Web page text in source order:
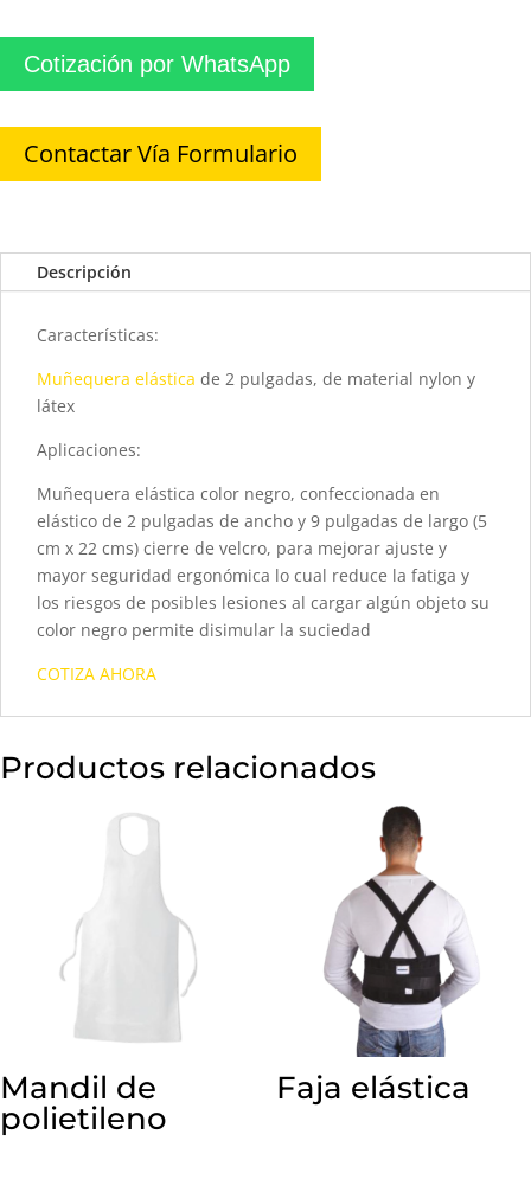
Cotización por WhatsApp
Contactar Vía Formulario
Descripción
Características:
Muñequera elástica de 2 pulgadas, de material nylon y
látex
Aplicaciones:
Muñequera elástica color negro, confeccionada en
elástico de 2 pulgadas de ancho y 9 pulgadas de largo (5
cm x 22 cms) cierre de velcro, para mejorar ajuste y
mayor seguridad ergonómica lo cual reduce la fatiga y
los riesgos de posibles lesiones al cargar algún objeto su
color negro permite disimular la suciedad
COTIZA AHORA
Productos relacionados
Mandil de
polietileno
Faja elástica